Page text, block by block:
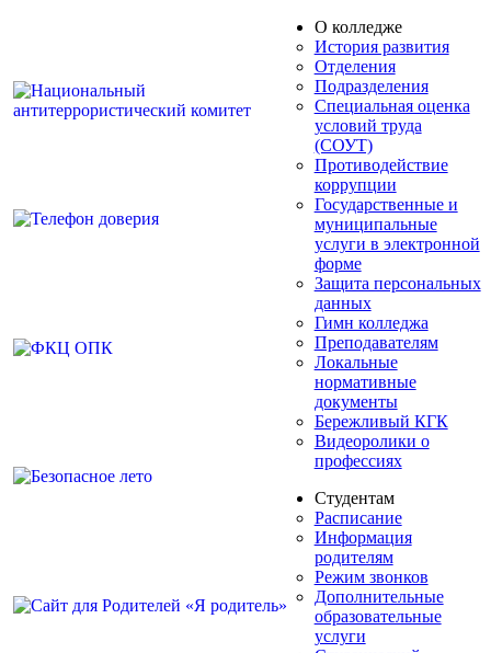
О колледже
История развития
Отделения
Подразделения
Специальная оценка
условий труда
(СОУТ)
Противодействие
коррупции
Государственные и
муниципальные
услуги в электронной
форме
Защита персональных
данных
Гимн колледжа
Преподавателям
Локальные
нормативные
документы
Бережливый КГК
Видеоролики о
профессиях
Студентам
Расписание
Информация
родителям
Режим звонков
Дополнительные
образовательные
услуги